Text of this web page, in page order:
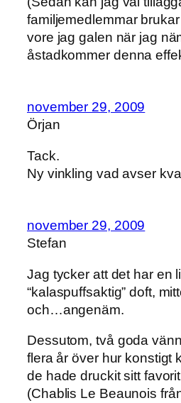
familjemedlemmar
vore jag galen när jag
åstadkommer denna
november 29, 2009
Örjan
Tack.
Ny vinkling vad avser
november 29, 2009
Stefan
Jag tycker att det har en
“kalaspuffsaktig” doft,
och…angenäm.
Dessutom, två goda
flera år över hur konstigt
de hade druckit sitt favorit
(Chablis Le Beaunois